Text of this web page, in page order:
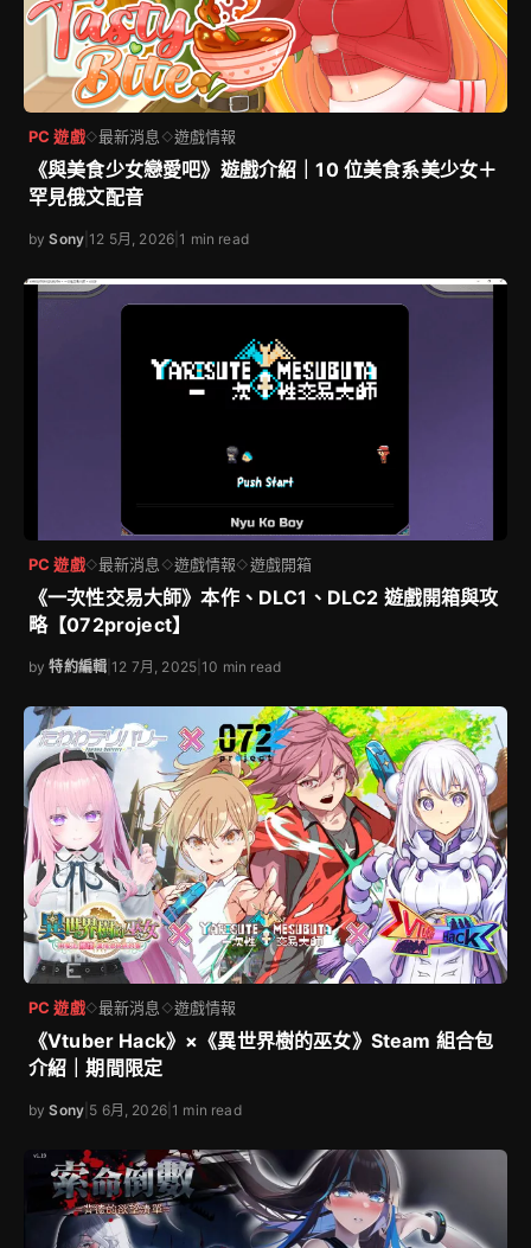
PC 遊戲◇最新消息 ◇遊戲情報
《與美食少女戀愛吧》遊戲介紹｜10 位美食系美少女＋
罕見俄文配音
bySony |12 5月, 2026 |1 min read
PC 遊戲◇最新消息 ◇遊戲情報◇遊戲開箱
《一次性交易大師》本作、DLC1、DLC2 遊戲開箱與攻
略【072project】
by特約編輯 |12 7月, 2025 |10 min read
PC 遊戲◇最新消息 ◇遊戲情報
《Vtuber Hack》×《異世界樹的巫女》Steam 組合包
介紹｜期間限定
bySony 5 6月, 2026|1 min read